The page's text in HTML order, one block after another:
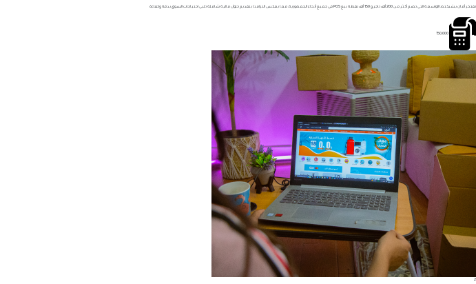
تفتخر أمان بشبكتها الواسعة التي تضم أكثر من 200 ألف تاجر و 150 ألف نقطة بيع POS في جميع أنحاء الجمهورية، مما يعكس التزامنا بتقديم حلول مالية شاملة تلبي احتياجات السوق بدقة وكفاءة
150,000
2